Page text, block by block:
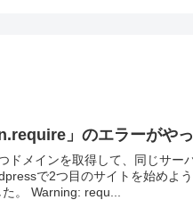
」のエラーがや
ドメインを取得して、同じサー
で2つ目のサイトを始めよ
。 Warning: requ...